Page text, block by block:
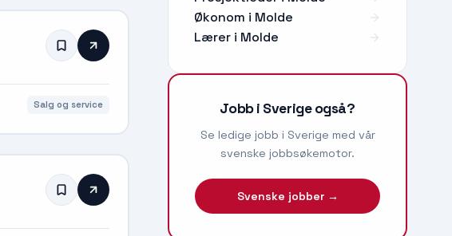
Salg og service
Økonom i Molde
Lærer i Molde
Jobb i Sverige også?
Se ledige jobb i Sverige med vår
svenske jobbsøkemotor.
Svenske jobber →